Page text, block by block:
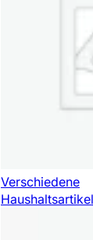
Verschiedene
Haushaltsartikel